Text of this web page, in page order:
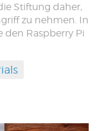
Stiftung daher,
zu nehmen. In
den Raspberry Pi